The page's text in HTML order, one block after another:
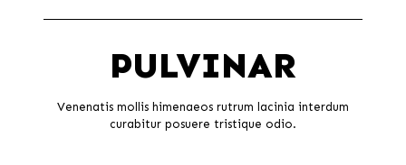
PULVINAR
Venenatis mollis himenaeos rutrum lacinia interdum
curabitur posuere tristique odio.